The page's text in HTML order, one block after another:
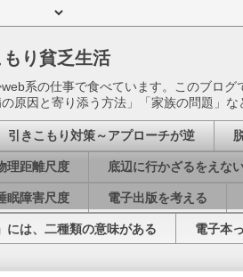
り貧乏生活
系の仕事で食べています。このブロ
原因と寄り添う方法」「家族の問題」な
引きこもり対策～アプローチが逆
理距離尺度 底辺に行かざるをえな
眠障害尺度 電子出版を考える
には、二種類の意味がある 電子本